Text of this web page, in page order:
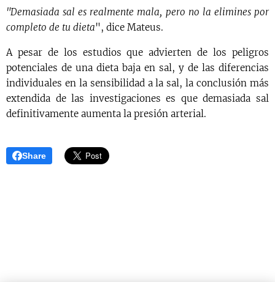
"Demasiada sal es realmente mala, pero no la elimines por
completo de tu dieta", dice Mateus.
A pesar de los estudios que advierten de los peligros
potenciales de una dieta baja en sal, y de las diferencias
individuales en la sensibilidad a la sal, la conclusión más
extendida de las investigaciones es que demasiada sal
definitivamente aumenta la presión arterial.
Share